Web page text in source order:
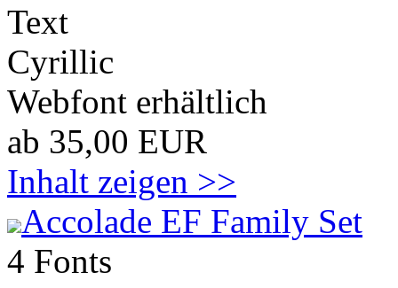
Text
Cyrillic
Webfont erhältlich
ab 35,00 EUR
Inhalt zeigen >>
Accolade EF Family Set
4 Fonts